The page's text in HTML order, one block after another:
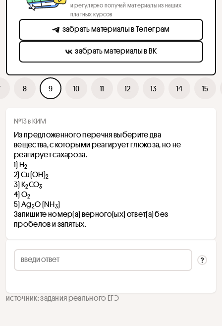
8 9 10 11 12 13 14 15
№13 в КИМ
Из предложенного перечня выберите два
вещества, с которыми реагирует глюкоза, но не
реагирует сахароза.
1) H2
2) Cu(OH)2
3) K2CO3
4) O2
5) Ag2O (NH3)
Запишите номер(а) верного(ых) ответ(а) без
пробелов и запятых.
источник: задания реального ЕГЭ
и регулярно получай материалы из наших
платных курсов
забрать материалы в Телеграм
забрать материалы в ВК